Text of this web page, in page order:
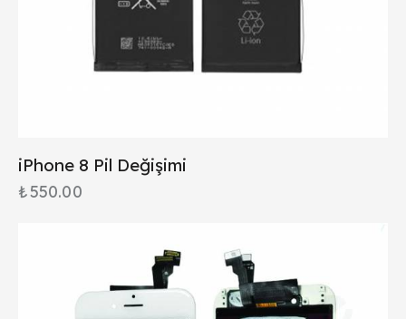
iPhone 8 Pil Değişimi
₺550.00